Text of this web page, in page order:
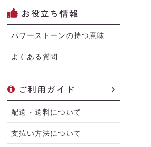
お役立ち情報
パワーストーンの持つ意味
よくある質問
ご利用ガイド
配送・送料について
支払い方法について